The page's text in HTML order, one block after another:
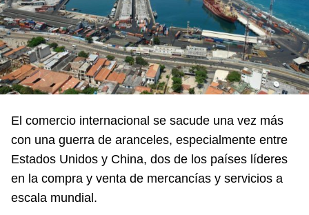
El comercio internacional se sacude una vez más
con una guerra de aranceles, especialmente entre
Estados Unidos y China, dos de los países líderes
en la compra y venta de mercancías y servicios a
escala mundial.